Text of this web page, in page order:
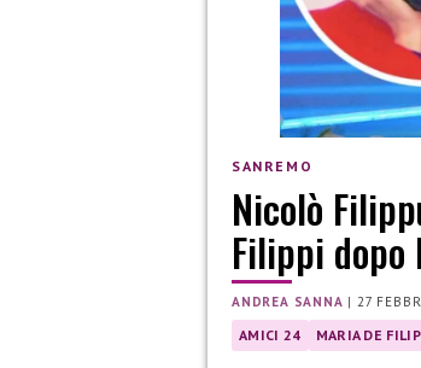
SANREMO
Nicolò
Filippi
ANDREA SANNA |27
AMICI 24 MARIA DE